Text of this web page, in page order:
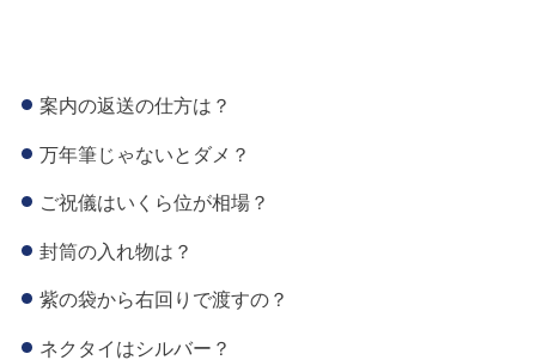
案内の返送の仕方は？
万年筆じゃないとダメ？
ご祝儀はいくら位が相場？
封筒の入れ物は？
紫の袋から右回りで渡すの？
ネクタイはシルバー？